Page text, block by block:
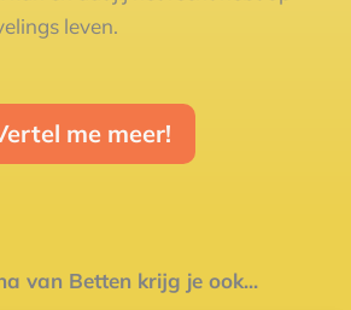
leven.
me meer!
van Betten krijg je ook...